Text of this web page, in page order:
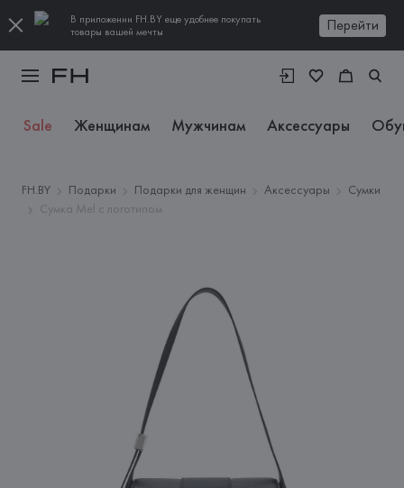
В приложении FH.BY еще удобнее покупать
товары вашей мечты
Перейти
Sale Женщинам Мужчинам Аксессуары
FH.BY Подарки Подарки для женщин Аксессуары
Сумки
Сумка Mel с логотипом